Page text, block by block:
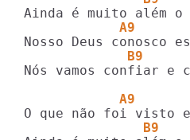
A9
B9
Nós vamos confiar e
A9
B9